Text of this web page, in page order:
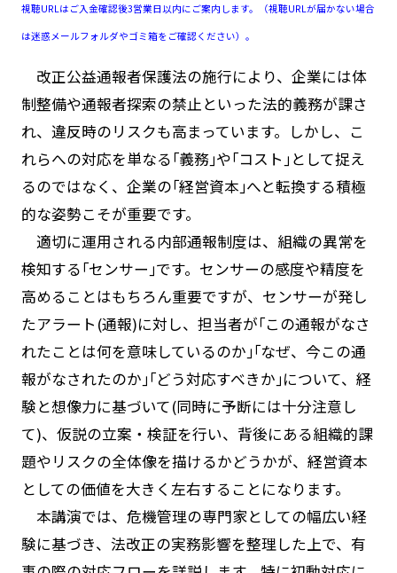
視聴URLはご入金確認後3営業日以内にご案内します。（視聴URLが届かない場合
は迷惑メールフォルダやゴミ箱をご確認ください）。
改正公益通報者保護法の施行により、企業には体
制整備や通報者探索の禁止といった法的義務が課さ
れ、違反時のリスクも高まっています。しかし、こ
れらへの対応を単なる｢義務｣や｢コスト｣として捉え
るのではなく、企業の｢経営資本｣へと転換する積極
的な姿勢こそが重要です。
適切に運用される内部通報制度は、組織の異常を
検知する｢センサー｣です。センサーの感度や精度を
高めることはもちろん重要ですが、センサーが発し
たアラート(通報)に対し、担当者が｢この通報がなさ
れたことは何を意味しているのか｣｢なぜ、今この通
報がなされたのか｣｢どう対応すべきか｣について、経
験と想像力に基づいて(同時に予断には十分注意し
て)、仮説の立案・検証を行い、背後にある組織的課
題やリスクの全体像を描けるかどうかが、経営資本
としての価値を大きく左右することになります。
本講演では、危機管理の専門家としての幅広い経
験に基づき、法改正の実務影響を整理した上で、有